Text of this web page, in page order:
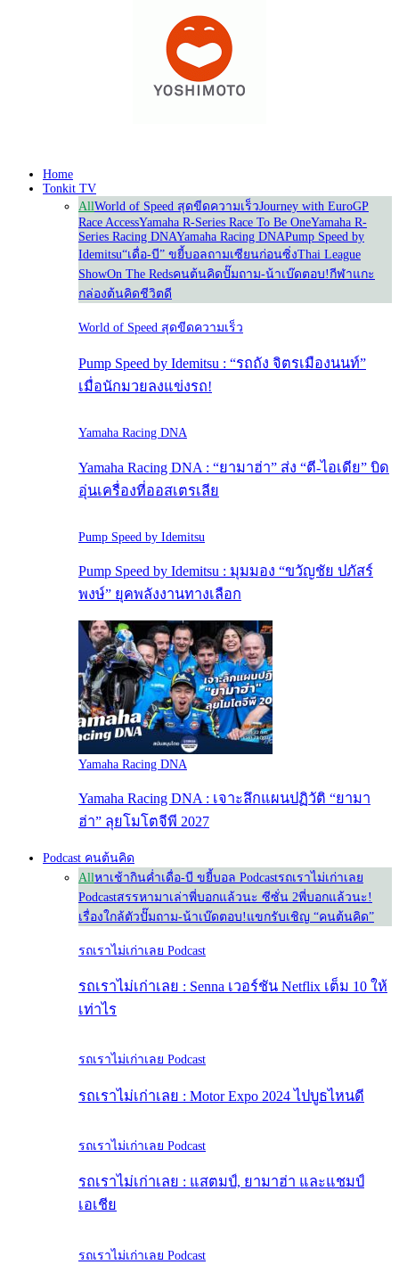
Home
Tonkit TV
AllWorld of Speed สุดขีดความเร็วJourney with EuroGP
Race AccessYamaha R-Series Race To Be OneYamaha R-
Series Racing DNAYamaha Racing DNAPump Speed by
Idemitsu“เดื่อ-บี” ขยี้บอลถามเซียนก่อนซิ่งThai League
ShowOn The Redsคนต้นคิดปั๊มถาม-น้าเบ๊ดตอบ!กีฬาแกะ
กล่องต้นคิดชีวิตดี
World of Speed สุดขีดความเร็ว
Pump Speed by Idemitsu : “รถถัง จิตรเมืองนนท์”
เมื่อนักมวยลงแข่งรถ!
Yamaha Racing DNA
Yamaha Racing DNA : “ยามาฮ่า” ส่ง “ตี-ไอเดีย” บิด
อุ่นเครื่องที่ออสเตรเลีย
Pump Speed by Idemitsu
Pump Speed by Idemitsu : มุมมอง “ขวัญชัย ปภัสร์
พงษ์” ยุคพลังงานทางเลือก
Yamaha Racing DNA
Yamaha Racing DNA : เจาะลึกแผนปฏิวัติ “ยามา
ฮ่า” ลุยโมโตจีพี 2027
Podcast คนต้นคิด
Allหาเช้ากินค่ำเดื่อ-บี ขยี้บอล Podcastรถเราไม่เก่าเลย
Podcastสรรหามาเล่าพี่บอกแล้วนะ ซีซั่น 2พี่บอกแล้วนะ!
เรื่องใกล้ตัวปั๊มถาม-น้าเบ๊ดตอบ! แขกรับเชิญ “คนต้นคิด”
รถเราไม่เก่าเลย Podcast
รถเราไม่เก่าเลย : Senna เวอร์ชัน Netflix เต็ม 10 ให้
เท่าไร
รถเราไม่เก่าเลย Podcast
รถเราไม่เก่าเลย : Motor Expo 2024 ไปบูธไหนดี
รถเราไม่เก่าเลย Podcast
รถเราไม่เก่าเลย : แสตมป์, ยามาฮ่า และแชมป์
เอเชีย
รถเราไม่เก่าเลย Podcast